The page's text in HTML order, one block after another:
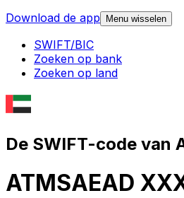
Download de app
Menu wisselen
SWIFT/BIC
Zoeken op bank
Zoeken op land
De SWIFT-code van
ATMSAEAD